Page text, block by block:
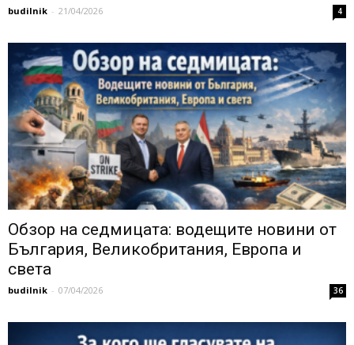
budilnik - 21/04/2026 4
Обзор на седмицата: водещите новини от
България, Великобритания, Европа и
света
budilnik - 07/04/2026 36